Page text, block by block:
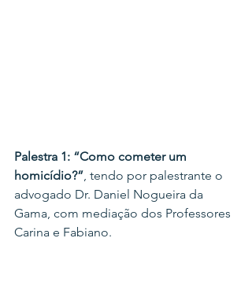
Palestra 1: “Como cometer um
homicídio?”, tendo por palestrante o
advogado Dr. Daniel Nogueira da
Gama, com mediação dos Professores
Carina e Fabiano.